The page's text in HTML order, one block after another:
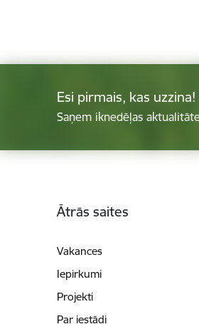
Esi pirmais, kas uzzina!
Saņem iknedēļas
Ātrās saites
Vakances
Iepirkumi
Projekti
Par iestādi